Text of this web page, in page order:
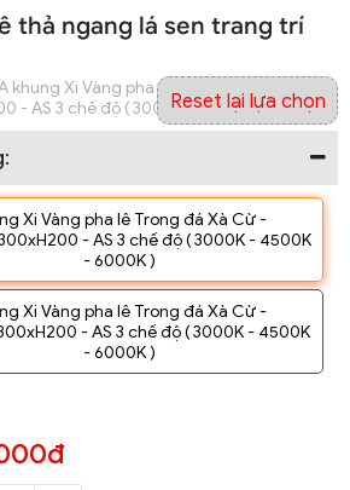
thả ngang lá sen trang trí
khung Xi Vàng pha lê Trong đá Xà Cừ -
- AS 3 chế độ ( 3000K - 4500K - 6000K )
:
Xi Vàng pha lê Trong đá Xà Cừ -
- AS 3 chế độ ( 3000K - 4500K
- 6000K )
Xi Vàng pha lê Trong đá Xà Cừ -
- AS 3 chế độ ( 3000K - 4500K
- 6000K )
Reset lại lựa chọn